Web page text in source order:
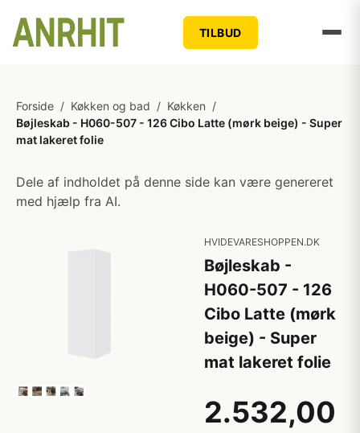
TILBUD
Forside / Køkken og bad / Køkken /
Bøjleskab - H060-507 - 126 Cibo Latte (mørk beige) - Super
mat lakeret folie
Dele af indholdet på denne side kan være genereret
med hjælp fra AI.
HVIDEVARESHOPPEN.DK
Bøjleskab -
H060-507 - 126
Cibo Latte (mørk
beige) - Super
mat lakeret folie
2.532,00